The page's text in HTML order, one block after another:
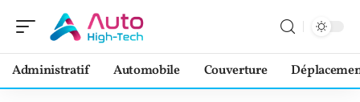
Administratif Automobile Couverture